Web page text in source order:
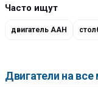
Часто ищут
двигатель AAH
Двигатели на